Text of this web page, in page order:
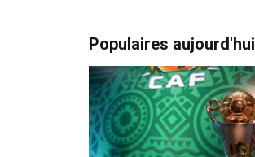
Populaires aujourd'hui